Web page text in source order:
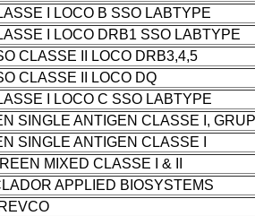
I LOCO B SSO LABTYPE
I LOCO DRB1 SSO LABTYPE
CLASSE II LOCO DRB3,4,5
CLASSE II LOCO DQ
I LOCO C SSO LABTYPE
SINGLE ANTIGEN CLASSE I,
SINGLE ANTIGEN CLASSE I
MIXED CLASSE I & II
APPLIED BIOSYSTEMS